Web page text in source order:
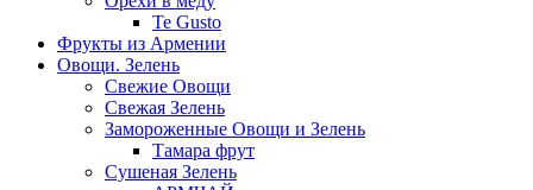
Te Gusto
Фрукты из Армении
Овощи. Зелень
Свежие Овощи
Свежая Зелень
Замороженные Овощи и Зелень
Тамара фрут
Сушеная Зелень